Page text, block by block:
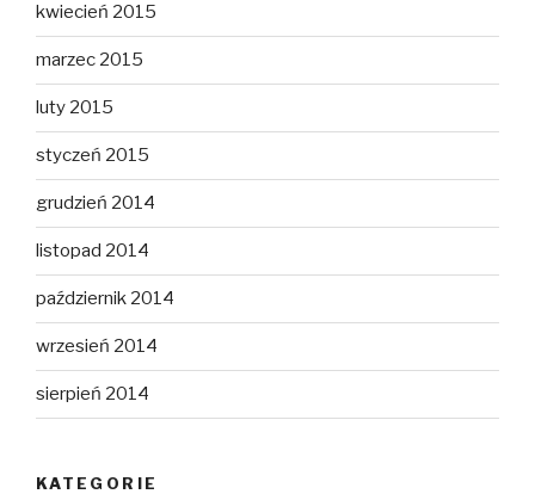
kwiecień 2015
marzec 2015
luty 2015
styczeń 2015
grudzień 2014
listopad 2014
październik 2014
wrzesień 2014
sierpień 2014
KATEGORIE